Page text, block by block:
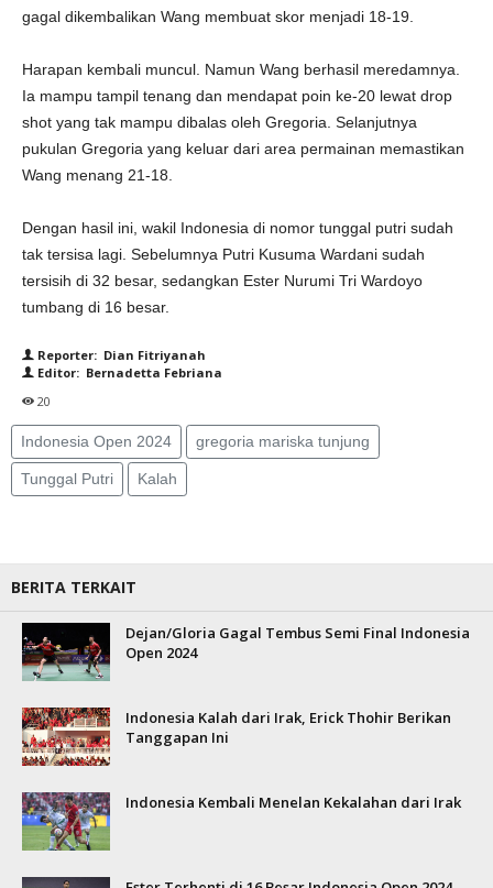
gagal dikembalikan Wang membuat skor menjadi 18-19.
Harapan kembali muncul. Namun Wang berhasil meredamnya.
Ia mampu tampil tenang dan mendapat poin ke-20 lewat drop
shot yang tak mampu dibalas oleh Gregoria. Selanjutnya
pukulan Gregoria yang keluar dari area permainan memastikan
Wang menang 21-18.
Dengan hasil ini, wakil Indonesia di nomor tunggal putri sudah
tak tersisa lagi. Sebelumnya Putri Kusuma Wardani sudah
tersisih di 32 besar, sedangkan Ester Nurumi Tri Wardoyo
tumbang di 16 besar.
Reporter: Dian Fitriyanah
Editor: Bernadetta Febriana
20
Indonesia Open 2024 gregoria mariska tunjung
Tunggal Putri Kalah
BERITA TERKAIT
Dejan/Gloria Gagal Tembus Semi Final Indonesia
Open 2024
Indonesia Kalah dari Irak, Erick Thohir Berikan
Tanggapan Ini
Indonesia Kembali Menelan Kekalahan dari Irak